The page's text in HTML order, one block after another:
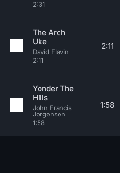
2:31
The Arch
Uke
David Flavin
2:11
2:11
Yonder The
Hills
John Francis
Jorgensen
1:58
1:58